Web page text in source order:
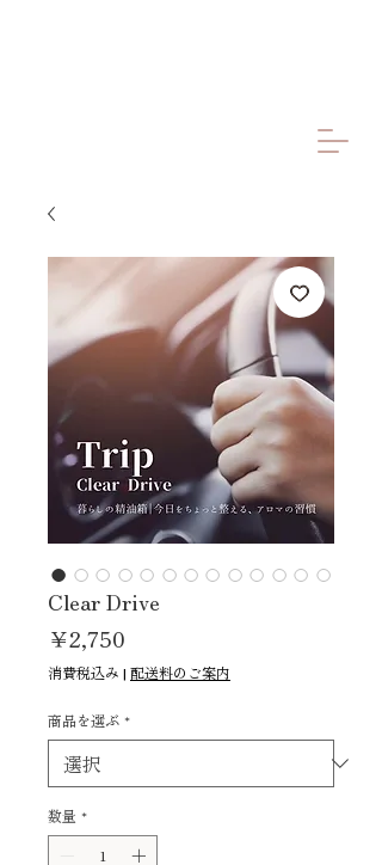
Clear Drive
￥2,750
格
消費税込み | 配送料のご案内
商品を選ぶ *
数量 *